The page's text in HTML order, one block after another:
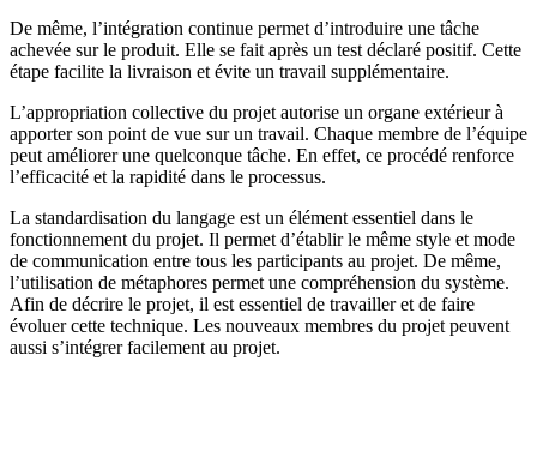
De même, l’intégration continue permet d’introduire une tâche
achevée sur le produit. Elle se fait après un test déclaré positif. Cette
étape facilite la livraison et évite un travail supplémentaire.
L’appropriation collective du projet autorise un organe extérieur à
apporter son point de vue sur un travail. Chaque membre de l’équipe
peut améliorer une quelconque tâche. En effet, ce procédé renforce
l’efficacité et la rapidité dans le processus.
La standardisation du langage est un élément essentiel dans le
fonctionnement du projet. Il permet d’établir le même style et mode
de communication entre tous les participants au projet. De même,
l’utilisation de métaphores permet une compréhension du système.
Afin de décrire le projet, il est essentiel de travailler et de faire
évoluer cette technique. Les nouveaux membres du projet peuvent
aussi s’intégrer facilement au projet.